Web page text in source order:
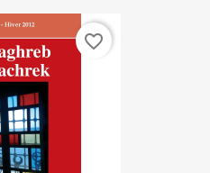
favorite_border